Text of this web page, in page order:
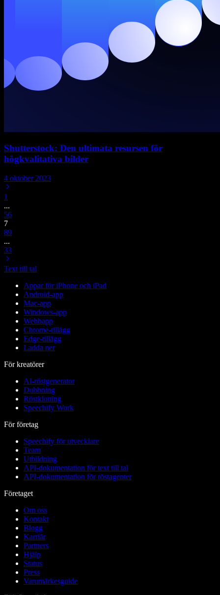
Shutterstock: Den ultimata resursen för
högkvalitativa bilder
4 oktober 2023
1
...
56
7
89
...
33
Text till tal
Appar för iPhone och iPad
Android-app
Mac-app
Windows-app
Webbapp
Chrome-tillägg
Edge-tillägg
Ladda ner
För kreatörer
AI-röstgenerator
Dubbning
Röstkloning
Speechify Work
För företag
Speechify för utvecklare
Team
Utbildning
API-dokumentation för text till tal
API-dokumentation för röstagenter
Företaget
Om oss
Kontakt
Blogg
Karriär
Partners
Hjälp
Status
Press
Varumärkesguide